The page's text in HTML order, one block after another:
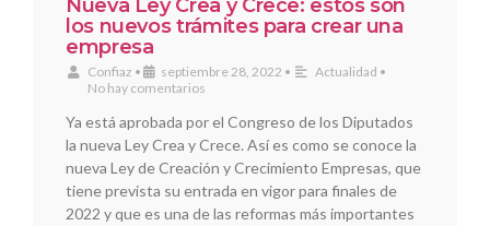
Nueva Ley Crea y Crece: estos son
los nuevos trámites para crear una
empresa
Confiaz • septiembre 28, 2022 • Actualidad •
No hay comentarios
Ya está aprobada por el Congreso de los Diputados
la nueva Ley Crea y Crece. Así es como se conoce la
nueva Ley de Creación y Crecimiento Empresas, que
tiene prevista su entrada en vigor para finales de
2022 y que es una de las reformas más importantes